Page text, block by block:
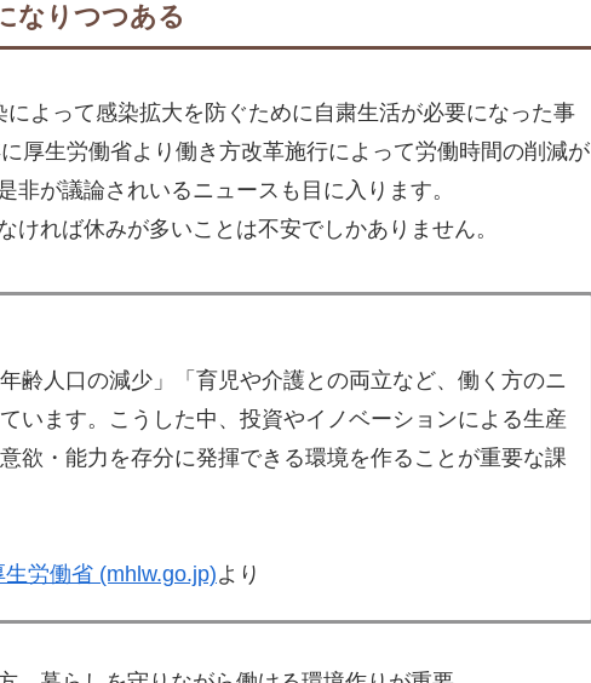
なりつつある
よって感染拡大を防ぐために自粛生活が必要になった事
厚生労働省より働き方改革施行によって労働時間の削減が
が議論されいるニュースも目に入ります。
ければ休みが多いことは不安でしかありません。
齢人口の減少」「育児や介護との両立など、働く方のニ
います。 こうした中、投資やイノベーションによる生産
欲・能力を存分に発揮できる環境を作ることが重要な課
生労働省 (mhlw.go.jp)より